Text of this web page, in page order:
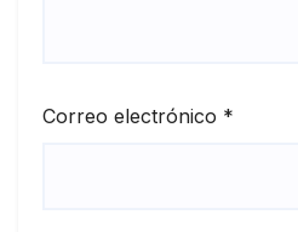
Correo electrónico *